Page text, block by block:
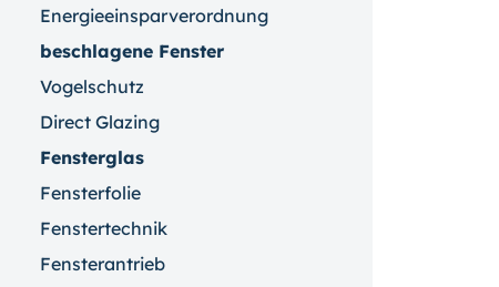
Energieeinsparverordnung
beschlagene Fenster
Vogelschutz
Direct Glazing
Fensterglas
Fensterfolie
Fenstertechnik
Fensterantrieb